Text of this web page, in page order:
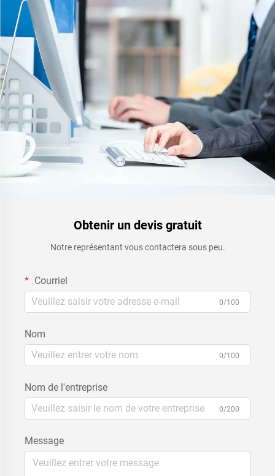
Obtenir un devis gratuit
Notre représentant vous contactera sous peu.
Courriel
0/100
Nom
0/100
Nom de l'entreprise
0/200
Message